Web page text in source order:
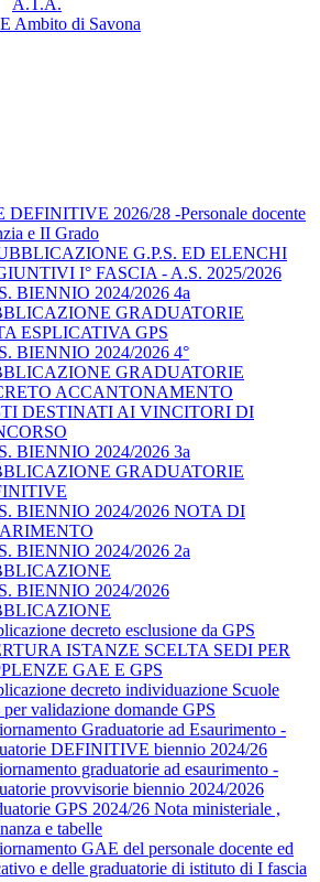
A.T.A.
Ambito di Savona
DEFINITIVE 2026/28 -Personale docente
e II Grado
G.P.S. ED ELENCHI
I° FASCIA - A.S. 2025/2026
BIENNIO 2024/2026 4a
GRADUATORIE
ESPLICATIVA GPS
BIENNIO 2024/2026 4°
GRADUATORIE
ACCANTONAMENTO
DESTINATI AI VINCITORI DI
BIENNIO 2024/2026 3a
GRADUATORIE
BIENNIO 2024/2026 NOTA DI
BIENNIO 2024/2026 2a
BIENNIO 2024/2026
decreto esclusione da GPS
ISTANZE SCELTA SEDI PER
GAE E GPS
decreto individuazione Scuole
per validazione domande GPS
Graduatorie ad Esaurimento -
DEFINITIVE biennio 2024/26
graduatorie ad esaurimento -
provvisorie biennio 2024/2026
GPS 2024/26 Nota ministeriale ,
e tabelle
GAE del personale docente ed
e delle graduatorie di istituto di I fascia